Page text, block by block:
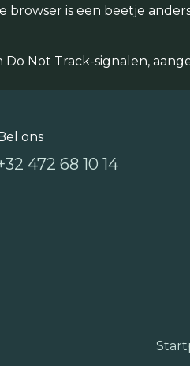
browser is een beetje
Not Track-signalen,
Bel ons
472 68 10 14